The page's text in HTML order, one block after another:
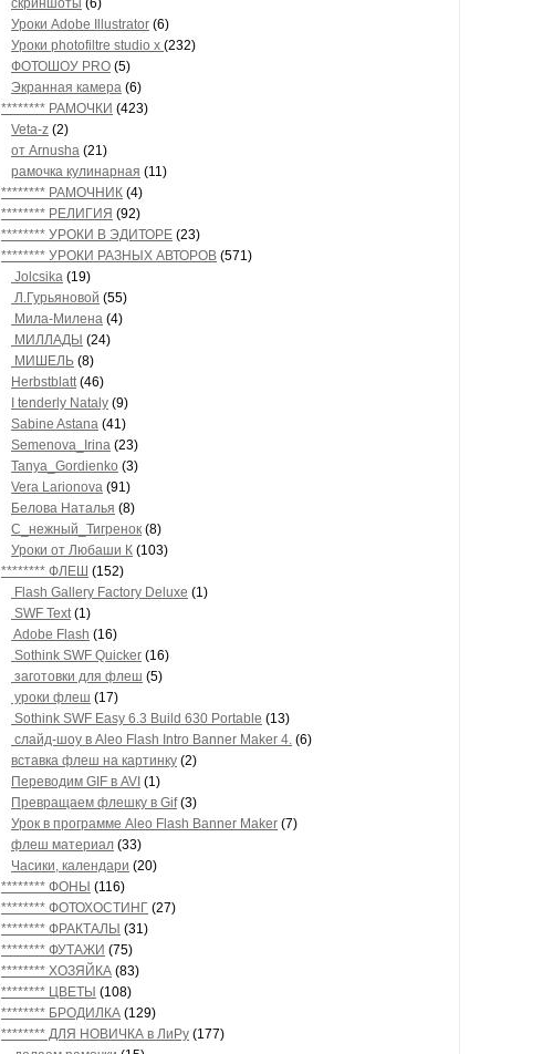
скриншоты (6)
Уроки Adobe Illustrator (6)
Уроки photofiltre studio x (232)
ФОТОШОУ PRO (5)
Экранная камера (6)
******** РАМОЧКИ (423)
Veta-z (2)
от Arnusha (21)
рамочка кулинарная (11)
******** РАМОЧНИК (4)
******** РЕЛИГИЯ (92)
******** УРОКИ В ЭДИТОРЕ (23)
******** УРОКИ РАЗНЫХ АВТОРОВ (571)
Jolcsika (19)
Л.Гурьяновой (55)
Мила-Милена (4)
МИЛЛАДЫ (24)
МИШЕЛЬ (8)
Herbstblatt(46)
I tenderly Nataly (9)
Sabine Astana (41)
Semenova_Irina (23)
Tanya_Gordienko (3)
Vera Larionova (91)
Белова Наталья (8)
С_нежный_Тигренок (8)
Уроки от Любаши К (103)
******** ФЛЕШ (152)
Flash Gallery Factory Deluxe (1)
SWF Text(1)
Adobe Flash (16)
Sothink SWF Quicker (16)
заготовки для флеш (5)
уроки флеш (17)
Sothink SWF Easy 6.3 Build 630 Portable (13)
слайд-шоу в Aleo Flash Intro Banner Maker 4. (6)
вставка флеш на картинку (2)
Переводим GIF в AVI (1)
Превращаем флешку в Gif(3)
Урок в программе Aleo Flash Banner Maker (7)
флеш материал (33)
Часики, календари (20)
******** ФОНЫ (116)
******** ФОТОХОСТИНГ (27)
******** ФРАКТАЛЫ (31)
******** ФУТАЖИ (75)
******** ХОЗЯЙКА (83)
******** ЦВЕТЫ (108)
******** БРОДИЛКА (129)
******** ДЛЯ НОВИЧКА в ЛиРу (177)